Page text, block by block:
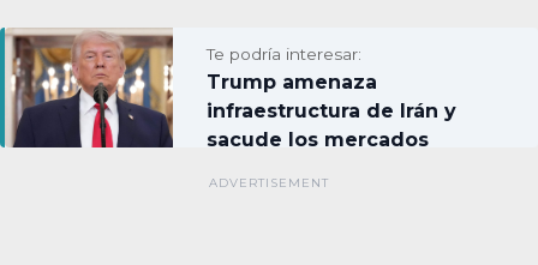
Te podría interesar:
Trump amenaza
infraestructura de Irán y
sacude los mercados